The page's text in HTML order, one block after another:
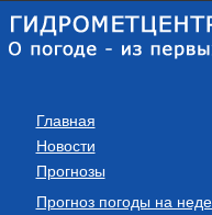
Главная
Новости
Прогнозы
Прогноз погоды на